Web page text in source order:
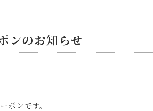
ンのお知らせ
ポンです。